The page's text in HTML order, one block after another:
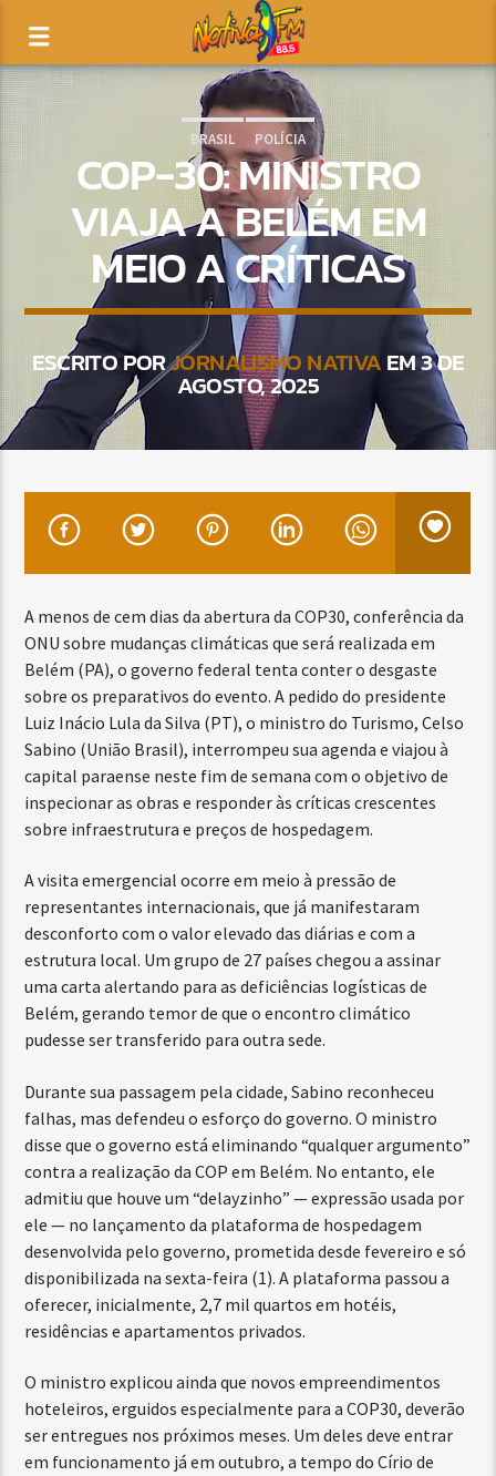
BRASIL POLÍCIA
COP-30: MINISTRO
VIAJA A BELÉM EM
MEIO A CRÍTICAS
ESCRITO PORJORNALISMO NATIVAEM 3 DE
AGOSTO, 2025
A menos de cem dias da abertura da COP30, conferência da
ONU sobre mudanças climáticas que será realizada em
Belém (PA), o governo federal tenta conter o desgaste
sobre os preparativos do evento. A pedido do presidente
Luiz Inácio Lula da Silva (PT), o ministro do Turismo, Celso
Sabino (União Brasil), interrompeu sua agenda e viajou à
capital paraense neste fim de semana com o objetivo de
inspecionar as obras e responder às críticas crescentes
sobre infraestrutura e preços de hospedagem.
A visita emergencial ocorre em meio à pressão de
representantes internacionais, que já manifestaram
desconforto com o valor elevado das diárias e com a
estrutura local. Um grupo de 27 países chegou a assinar
uma carta alertando para as deficiências logísticas de
Belém, gerando temor de que o encontro climático
pudesse ser transferido para outra sede.
Durante sua passagem pela cidade, Sabino reconheceu
falhas, mas defendeu o esforço do governo. O ministro
disse que o governo está eliminando “qualquer argumento”
contra a realização da COP em Belém. No entanto, ele
admitiu que houve um “delayzinho” — expressão usada por
ele — no lançamento da plataforma de hospedagem
desenvolvida pelo governo, prometida desde fevereiro e só
disponibilizada na sexta-feira (1). A plataforma passou a
oferecer, inicialmente, 2,7 mil quartos em hotéis,
residências e apartamentos privados.
O ministro explicou ainda que novos empreendimentos
hoteleiros, erguidos especialmente para a COP30, deverão
ser entregues nos próximos meses. Um deles deve entrar
em funcionamento já em outubro, a tempo do Círio de